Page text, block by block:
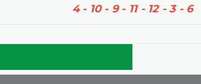
4 - 10 - 9 - 11 - 12 - 3 - 6